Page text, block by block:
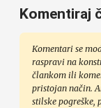
Komentiraj
Komentari se
raspravi na
člankom ili
pristojan način.
stilske pogreške,